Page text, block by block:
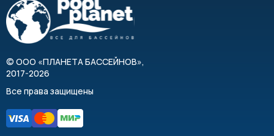
© ООО «ПЛАНЕТА БАССЕЙНОВ»,
2017-2026
Все права защищены